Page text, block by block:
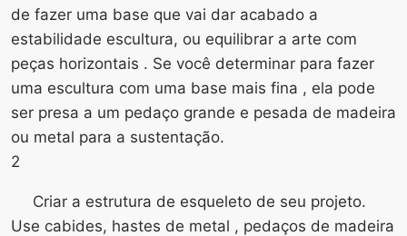
de fazer uma base que vai dar acabado a
estabilidade escultura, ou equilibrar a arte com
peças horizontais . Se você determinar para fazer
uma escultura com uma base mais fina , ela pode
ser presa a um pedaço grande e pesada de madeira
ou metal para a sustentação.
2
Criar a estrutura de esqueleto de seu projeto.
Use cabides, hastes de metal , pedaços de madeira